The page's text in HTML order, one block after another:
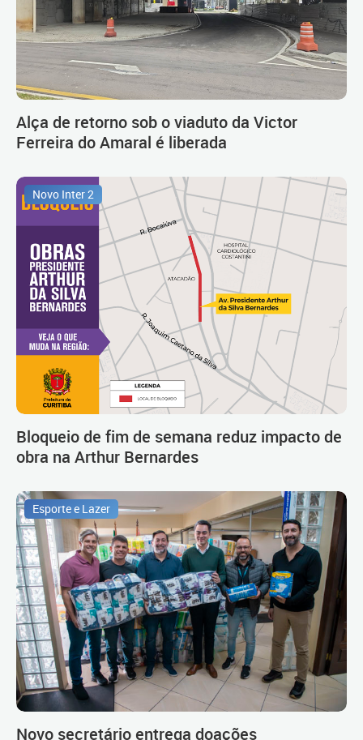
Alça de retorno sob o viaduto da Victor
Ferreira do Amaral é liberada
Novo Inter 2
Bloqueio de fim de semana reduz impacto de
obra na Arthur Bernardes
Esporte e Lazer
Novo secretário entrega doações